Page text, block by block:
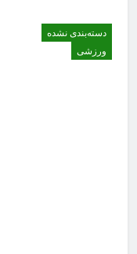
دسته‌بندی نشده
ورزشی